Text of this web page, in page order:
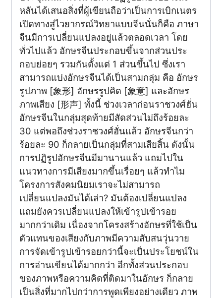
หลันได้เสนอสิ่งที่ผู้เขียนถือว่าเป็นการเบิกเนตร
เปิดทางสู่ไวยากรณ์วิทยาแบบจีนนั่นก็คือ ภาษา
จีนมีการเปลี่ยนแปลงอยู่แล้วตลอดเวลา โดย
ทั่วไปแล้ว อักษรจีนประกอบขึ้นจากส่วนประ
กอบย่อยๆ รวมกันตั้งแต่ 1 ส่วนขึ้นไป ซึ่งเรา
สามารถแบ่งอักษรจีนได้เป็นสามกลุ่ม คือ อักษร
รูปภาพ [象形] อักษรรูปคิด [象意] และอักษร
ภาพเสียง [形声] ทั้งนี้ ช่วงเวลาก่อนราชวงศ์ฮั่น
อักษรจีนในกลุ่มสุดท้ายมีสัดส่วนไม่ถึงร้อยละ
30 แต่พอถึงช่วงราชวงศ์ฮั่นแล้ว อักษรจีนกว่า
ร้อยละ 90 ก็กลายเป็นกลุ่มที่สามเสียสิ้น ดังนั้น
การปฏิรูปอักษรจีนมีมานานแล้ว แถมไปใน
แนวทางการมีเสียงมากขึ้นเรื่อยๆ แล้วทำไม
โครงการสังคมนิยมเราจะไม่สามารถ
เปลี่ยนแปลงมันได้เล่า? มันต้องเปลี่ยนแปลง
แถมยังควรเปลี่ยนแปลงให้เข้ารูปเข้ารอย
มากกว่าเดิม เนื่องจากโครงสร้างอักษรที่ใช้เป็น
ตัวแทนของเสียงกับภาพมีความสับสนวุ่นวาย
การจัดเข้ารูปเข้ารอยกว่านี้จะเป็นประโยชน์ใน
การอ่านเขียนได้มากกว่า อีกทั้งส่วนประกอบ
ของภาพหรือความคิดที่ติดมาในอักษร ก็กลาย
เป็นสิ่งที่มากไปกว่าการพูดเพียงอย่างเดียว ภาพ